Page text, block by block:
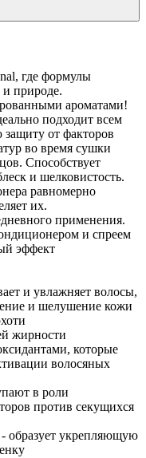
где формулы
природе.
ароматами!
подходит всем
от факторов
во время сушки
Способствует
и шелковистость.
равномерно
их.
применения.
и спреем
эффект
и увлажняет волосы,
и шелушение кожи
жирности
которые
волосяных
в роли
против секущихся
образует укрепляющую